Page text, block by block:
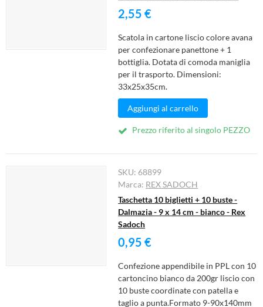
2,55 €
Scatola in cartone liscio colore avana
per confezionare panettone + 1
bottiglia. Dotata di comoda maniglia
per il trasporto. Dimensioni:
33x25x35cm.
Aggiungi al carrello
Prezzo riferito al singolo PEZZO
SKU: 68899
Marca: REX SADOCH
Taschetta 10 biglietti + 10 buste -
Dalmazia - 9 x 14 cm - bianco - Rex
Sadoch
0,95 €
Confezione appendibile in PPL con 10
cartoncino bianco da 200gr liscio con
10 buste coordinate con patella e
taglio a punta.Formato 9-90x140mm